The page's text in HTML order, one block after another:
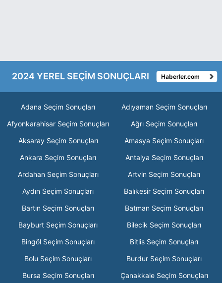
2024 YEREL SEÇİM SONUÇLARI Haberler.com
Adana Seçim Sonuçları
Adıyaman Seçim Sonuçları
Afyonkarahisar Seçim Sonuçları
Ağrı Seçim Sonuçları
Aksaray Seçim Sonuçları
Amasya Seçim Sonuçları
Ankara Seçim Sonuçları
Antalya Seçim Sonuçları
Ardahan Seçim Sonuçları
Artvin Seçim Sonuçları
Aydın Seçim Sonuçları
Balıkesir Seçim Sonuçları
Bartın Seçim Sonuçları
Batman Seçim Sonuçları
Bayburt Seçim Sonuçları
Bilecik Seçim Sonuçları
Bingöl Seçim Sonuçları
Bitlis Seçim Sonuçları
Bolu Seçim Sonuçları
Burdur Seçim Sonuçları
Bursa Seçim Sonuçları
Çanakkale Seçim Sonuçları